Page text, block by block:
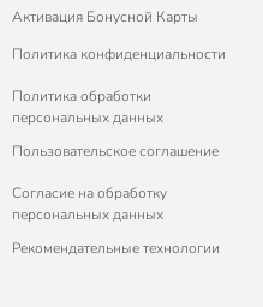
Активация Бонусной Карты
Политика конфиденциальности
Политика обработки
персональных данных
Пользовательское соглашение
Согласие на обработку
персональных данных
Рекомендательные технологии